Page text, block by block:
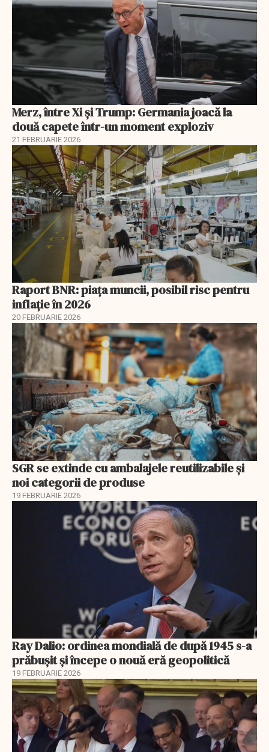
Merz, între Xi și Trump: Germania joacă la
două capete într-un moment exploziv
21 FEBRUARIE 2026
Raport BNR: piața muncii, posibil risc pentru
inflație în 2026
20 FEBRUARIE 2026
SGR se extinde cu ambalajele reutilizabile și
noi categorii de produse
19 FEBRUARIE 2026
Ray Dalio: ordinea mondială de după 1945 s-a
prăbușit și începe o nouă eră geopolitică
19 FEBRUARIE 2026